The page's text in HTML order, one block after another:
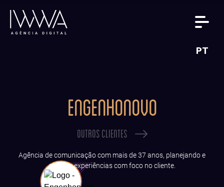
PT
ENGENHONOVO
OUTROS CLIENTES
Agência de comunicação com mais de 37 anos, planejando e
criando experiências com foco no cliente.